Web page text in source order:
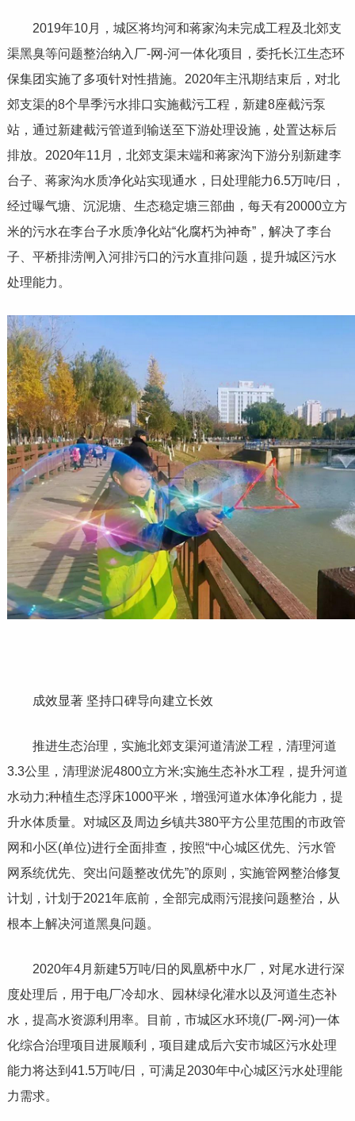
2019年10月，城区将均河和蒋家沟未完成工程及北郊支
渠黑臭等问题整治纳入厂-网-河一体化项目，委托长江生态环
保集团实施了多项针对性措施。2020年主汛期结束后，对北
郊支渠的8个旱季污水排口实施截污工程，新建8座截污泵
站，通过新建截污管道到输送至下游处理设施，处置达标后
排放。2020年11月，北郊支渠末端和蒋家沟下游分别新建李
台子、蒋家沟水质净化站实现通水，日处理能力6.5万吨/日，
经过曝气塘、沉泥塘、生态稳定塘三部曲，每天有20000立方
米的污水在李台子水质净化站“化腐朽为神奇”，解决了李台
子、平桥排涝闸入河排污口的污水直排问题，提升城区污水
处理能力。
成效显著 坚持口碑导向建立长效
推进生态治理，实施北郊支渠河道清淤工程，清理河道
3.3公里，清理淤泥4800立方米;实施生态补水工程，提升河道
水动力;种植生态浮床1000平米，增强河道水体净化能力，提
升水体质量。对城区及周边乡镇共380平方公里范围的市政管
网和小区(单位)进行全面排查，按照“中心城区优先、污水管
网系统优先、突出问题整改优先”的原则，实施管网整治修复
计划，计划于2021年底前，全部完成雨污混接问题整治，从
根本上解决河道黑臭问题。
2020年4月新建5万吨/日的凤凰桥中水厂，对尾水进行深
度处理后，用于电厂冷却水、园林绿化灌水以及河道生态补
水，提高水资源利用率。目前，市城区水环境(厂-网-河)一体
化综合治理项目进展顺利，项目建成后六安市城区污水处理
能力将达到41.5万吨/日，可满足2030年中心城区污水处理能
力需求。